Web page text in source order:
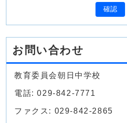
確認
お問い合わせ
教育委員会朝日中学校
電話: 029-842-7771
ファクス: 029-842-2865